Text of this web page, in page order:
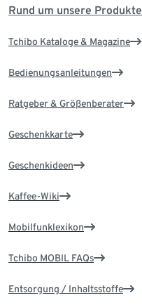
Rund um unsere Produkte
Tchibo Kataloge & Magazine
Bedienungsanleitungen
Ratgeber & Größenberater
Geschenkkarte
Geschenkideen
Kaffee-Wiki
Mobilfunklexikon
Tchibo MOBIL FAQs
Entsorgung / Inhaltsstoffe